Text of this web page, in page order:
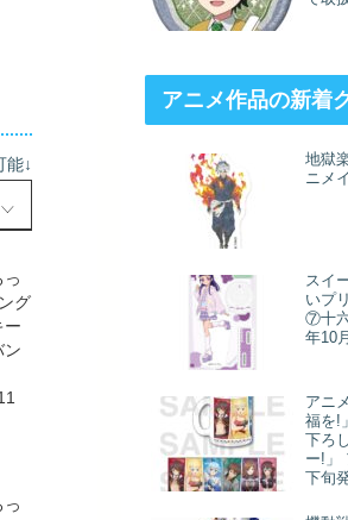
能↓
グ
ー
ン
アニメ作品の新着
地獄
ニメ
スイ
いプ
⑦十
年10
アニ
福を!
下ろ
ー!」
下旬